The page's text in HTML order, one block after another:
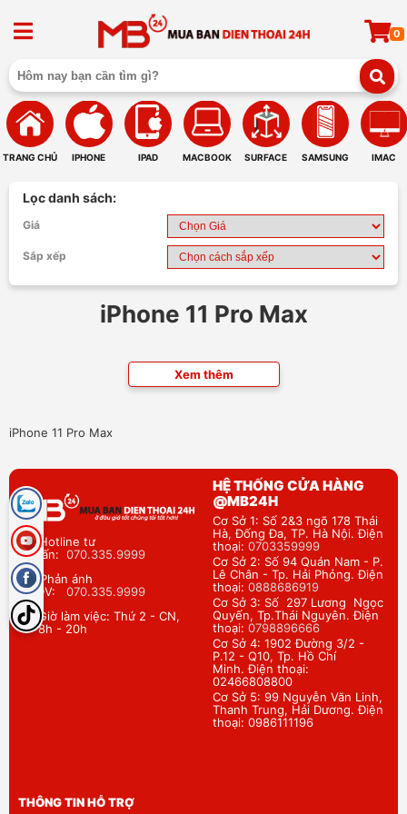
0
TRANG CHỦ IPHONE IPAD MACBOOK SURFACE SAMSUNG IMAC
Lọc danh sách:
Giá
Sắp xếp
iPhone 11 Pro Max
Xem thêm
iPhone 11 Pro Max
Hotline tư
vấn: 070.335.9999
Phản ánh
DV: 070.335.9999
Giờ làm việc: Thứ 2 - CN,
8h - 20h
HỆ THỐNG CỬA HÀNG
@MB24H
Cơ Sở 1: Số 2&3 ngõ 178 Thái
Hà, Đống Đa, TP. Hà Nội. Điện
thoại: 0703359999
Cơ Sở 2: Số 94 Quán Nam - P.
Lê Chân - Tp. Hải Phỏng. Điện
thoại: 0888686919
Cơ Sở 3: Số 297 Lương Ngọc
Quyến, Tp.Thái Nguyên. Điện
thoại: 0798896666
Cơ Sở 4: 1902 Đường 3/2 -
P.12 - Q10, Tp. Hồ Chí
Minh. Điện thoại:
02466808800
Cơ Sở 5: 99 Nguyễn Văn Linh,
Thanh Trung, Hải Dương. Điện
thoại: 0986111196
THÔNG TIN HỖ TRỢ